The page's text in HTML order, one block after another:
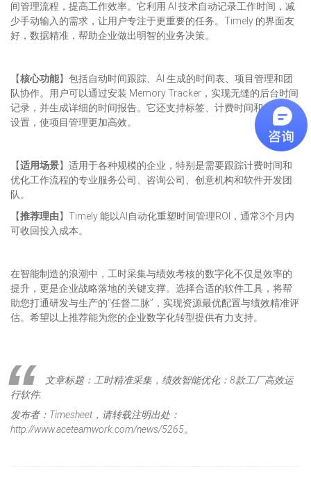
间管理流程，提高工作效率。它利用 AI 技术自动记录工作时间，减
少手动输入的需求，让用户专注于更重要的任务。Timely 的界面友
好，数据精准，帮助企业做出明智的业务决策。
【核心功能】包括自动时间跟踪、AI 生成的时间表、项目管理和团
队协作。用户可以通过安装 Memory Tracker，实现无缝的后台时间
记录，并生成详细的时间报告。它还支持标签、计费时间和成本率
设置，使项目管理更加高效。
【适用场景】适用于各种规模的企业，特别是需要跟踪计费时间和
优化工作流程的专业服务公司、咨询公司、创意机构和软件开发团
队。
【推荐理由】Timely 能以AI自动化重塑时间管理ROI，通常3个月内
可收回投入成本。
在智能制造的浪潮中，工时采集与绩效考核的数字化不仅是效率的
提升，更是企业战略落地的关键支撑。选择合适的软件工具，将帮
助您打通研发与生产的“任督二脉”，实现资源最优配置与绩效精准评
估。希望以上推荐能为您的企业数字化转型提供有力支持。
文章标题：工时精准采集，绩效智能优化：8款工厂高效运
行软件;
发布者：Timesheet，请转载注明出处：
http://www.aceteamwork.com/news/5265。